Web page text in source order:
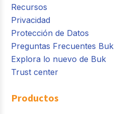
Recursos
Privacidad
Protección de Datos
Preguntas Frecuentes Buk
Explora lo nuevo de Buk
Trust center
Productos